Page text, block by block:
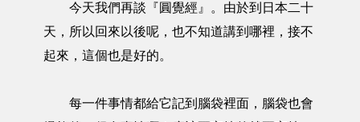
今天我們再談『圓覺經』。由於到日本二十
天，所以回來以後呢，也不知道講到哪裡，接不
起來，這個也是好的。
每一件事情都給它記到腦袋裡面，腦袋也會